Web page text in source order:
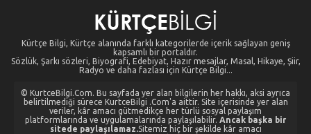
Kürtçe Bilgi, Kürtçe alanında farklı kategorilerde içerik sağlayan geniş
kapsamlı bir portaldır.
Sözlük, Şarkı sözleri, Biyografi, Edebiyat, Hazır mesajlar, Masal, Hikaye, Şiir,
Radyo ve daha fazlası için Kürtçe Bilgi...
© KurtceBilgi.Com. Bu sayfada yer alan bilgilerin her hakkı, aksi ayrıca
belirtilmediği sürece KurtceBilgi .Com'a aittir. Site içerisinde yer alan
veriler, kâr amacı gütmedikçe her türlü sosyal paylaşım
platformlarında ve uygulamalarında paylaşılabilir. Ancak başka bir
sitede paylaşılamaz.Sitemiz hiç bir şekilde kâr amacı